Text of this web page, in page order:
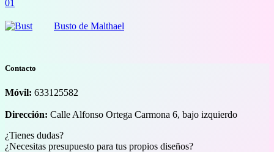
Busto de Malthael
Contacto
Móvil: 633125582
Dirección: Calle Alfonso Ortega Carmona 6, bajo izquierdo
¿Tienes dudas?
¿Necesitas presupuesto para tus propios diseños?